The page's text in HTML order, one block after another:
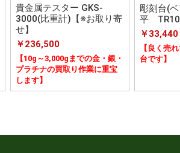
貴金属テスター GKS-
3000(比重計)【※お取り寄
せ】
￥236,500
【10g～3,000gまでの金・銀・
プラチナの買取り作業に重宝
します】
彫刻台(
平
￥33,440
【良く売
台です】